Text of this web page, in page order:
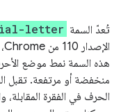
تُعدّ السمة letter
هذه السمة نمط موضع
منخفضة أو مرتفعة. تقبل
الحرف في الفقرة